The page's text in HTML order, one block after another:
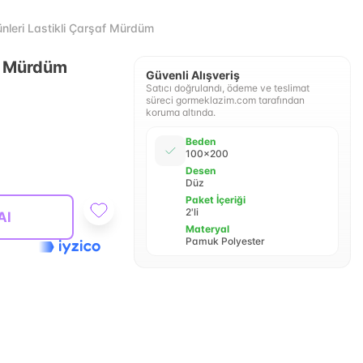
Lastikli Çarşaf Mürdüm
Güvenli Alışveriş
Satıcı doğrulandı, ödeme ve teslimat
süreci gormeklazim.com tarafından
koruma altında.
Beden
100x200
Desen
Düz
Paket İçeriği
2'li
Materyal
Pamuk Polyester